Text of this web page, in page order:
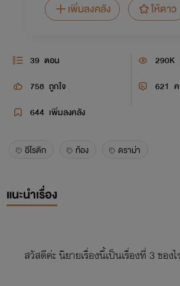
เพิ่มลงคลัง
ให้ดาว
39 ตอน 290K
758 ถูกใจ 621
644 เพิ่มลงคลัง
อีโรติก ท้อง ดราม่า
แนะนำเรื่อง
สวัสดีค่ะ นิยายเรื่องนี้เป็นเรื่องที่ 3 ของ